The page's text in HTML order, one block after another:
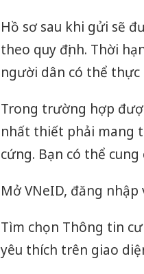
Hồ sơ sau khi gửi sẽ
theo quy định. Thời
người dân có thể thực
Trong trường hợp
nhất thiết phải mang
cứng. Bạn có thể
Mở VNeID, đăng
Tìm chọn Thông tin
yêu thích trên giao